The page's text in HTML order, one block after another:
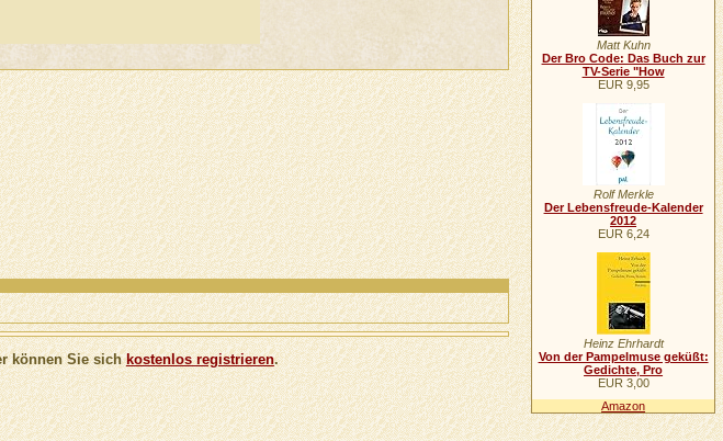
können Sie sichkostenlos registrieren.
Matt Kuhn
Der Bro Code: Das Buch zur
TV-Serie "How
EUR 9,95
Rolf Merkle
Der Lebensfreude-Kalender
2012
EUR 6,24
Heinz Ehrhardt
Von der Pampelmuse geküßt:
Gedichte, Pro
EUR 3,00
Amazon